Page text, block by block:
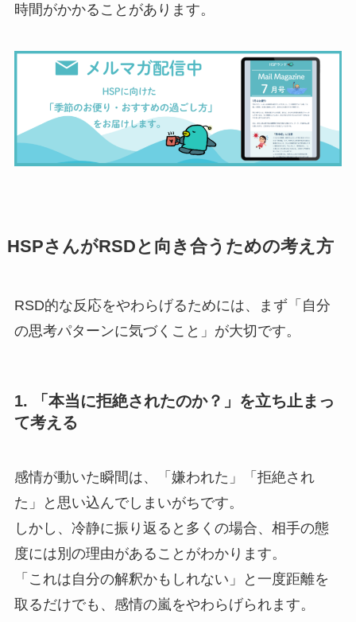
時間がかかることがあります。
HSPさんがRSDと向き合うための考え方
RSD的な反応をやわらげるためには、まず「自分
の思考パターンに気づくこと」が大切です。
1. 「本当に拒絶されたのか？」を立ち止まっ
て考える
感情が動いた瞬間は、「嫌われた」「拒絶され
た」と思い込んでしまいがちです。
しかし、冷静に振り返ると多くの場合、相手の態
度には別の理由があることがわかります。
「これは自分の解釈かもしれない」と一度距離を
取るだけでも、感情の嵐をやわらげられます。